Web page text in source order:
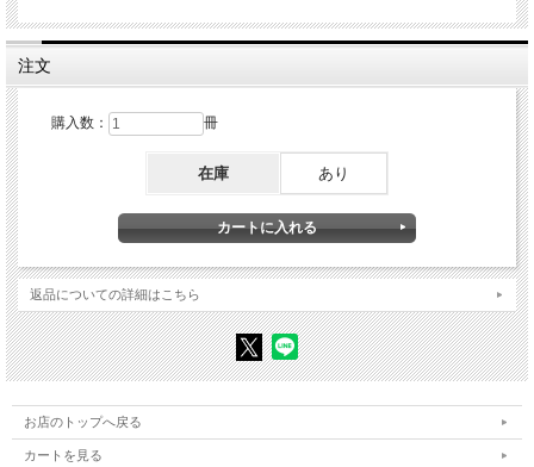
Ⅰ 石牟礼道子
金時鐘
岡部伊都子
小田 実
父・鶴見祐輔
姉・鶴見和子
跋にかえて 同じ母のもとで鶴見和子
著者紹介
●鶴見俊輔（つるみ・しゅんすけ）
1922年、東京に生まれる。哲学者、評論家。
1942年ハーヴァード大学哲学科卒業。同年、日米捕虜交換船で帰国。海軍軍属に
注文
購入数： 冊
在庫 あり
返品についての詳細はこちら
お店のトップへ戻る
カートを見る